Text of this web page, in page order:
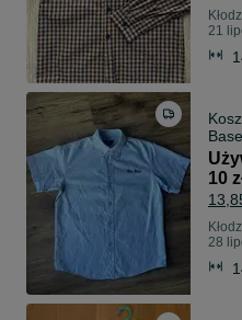
21
Base
10
28